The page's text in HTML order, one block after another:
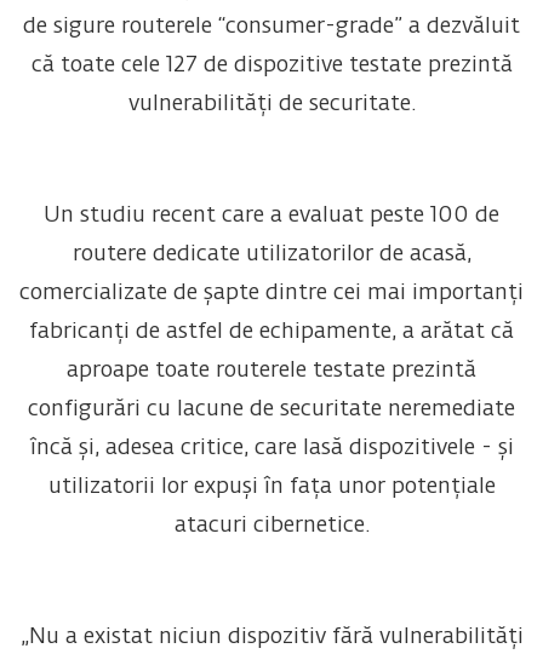
de sigure routerele “consumer-grade” a dezvăluit
că toate cele 127 de dispozitive testate prezintă
vulnerabilități de securitate.
Un studiu recent care a evaluat peste 100 de
routere dedicate utilizatorilor de acasă,
comercializate de șapte dintre cei mai importanți
fabricanți de astfel de echipamente, a arătat că
aproape toate routerele testate prezintă
configurări cu lacune de securitate neremediate
încă și, adesea critice, care lasă dispozitivele - și
utilizatorii lor expuși în fața unor potențiale
atacuri cibernetice.
„Nu a existat niciun dispozitiv fără vulnerabilități